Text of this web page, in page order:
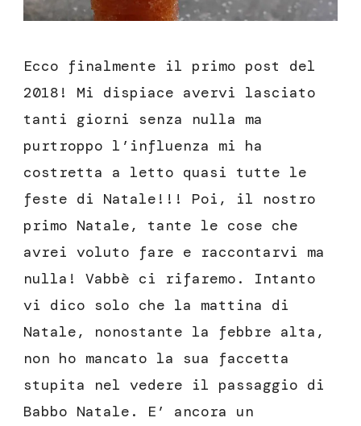
Ecco finalmente il primo post del
2018! Mi dispiace avervi lasciato
tanti giorni senza nulla ma
purtroppo l’influenza mi ha
costretta a letto quasi tutte le
feste di Natale!!! Poi, il nostro
primo Natale, tante le cose che
avrei voluto fare e raccontarvi ma
nulla! Vabbè ci rifaremo. Intanto
vi dico solo che la mattina di
Natale, nonostante la febbre alta,
non ho mancato la sua faccetta
stupita nel vedere il passaggio di
Babbo Natale. E’ ancora un